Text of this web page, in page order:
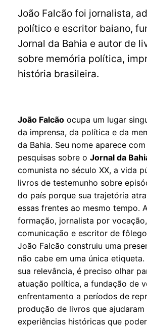
João Falcão foi jornalista,
político e escritor baiano,
Jornal da Bahia e autor de
sobre memória política,
história brasileira.
João Falcão ocupa um lugar
da imprensa, da política e da
da Bahia. Seu nome aparece
pesquisas sobre oJornal da
comunista no século XX, a vida
livros de testemunho sobre
do país porque sua trajetória
essas frentes ao mesmo tempo.
formação, jornalista por
comunicação e escritor de
João Falcão construiu uma
não cabe em uma única
sua relevância, é preciso olhar
atuação política, a fundação de
enfrentamento a períodos de
produção de livros que ajudaram
experiências históricas que